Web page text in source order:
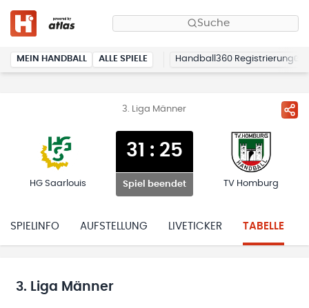
Suche
MEIN HANDBALL ALLE SPIELE Handball360 Registrierung
3. Liga Männer
HG Saarlouis
31 : 25
Spiel beendet TV Homburg
SPIELINFO AUFSTELLUNG LIVETICKER TABELLE
3. Liga Männer